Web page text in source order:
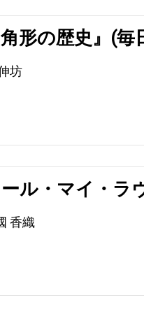
角形の歴史』(毎
坊
ール・マイ・ラ
香織